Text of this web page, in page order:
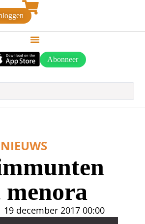
Abonneer
NIEUWS
menora
19 december 2017 00:00